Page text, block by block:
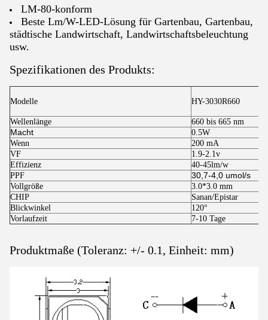
LM-80-konform
Beste Lm/W-LED-Lösung für Gartenbau, Gartenbau,
städtische Landwirtschaft, Landwirtschaftsbeleuchtung
usw.
Spezifikationen des Produkts:
Modelle HY-3030R660
Wellenlänge 660 bis 665 nm
Macht
0.5W
Wenn
200 mA
VF
1.9-2.1v
Effizienz
40-45lm/w
PPF
30,7-4,0 umol/s
Vollgröße
3.0*3.0 mm
CHIP
Sanan/Epistar
Blickwinkel
120°
Vorlaufzeit
7-10 Tage
Produktmaße (Toleranz: +/- 0.1, Einheit: mm)